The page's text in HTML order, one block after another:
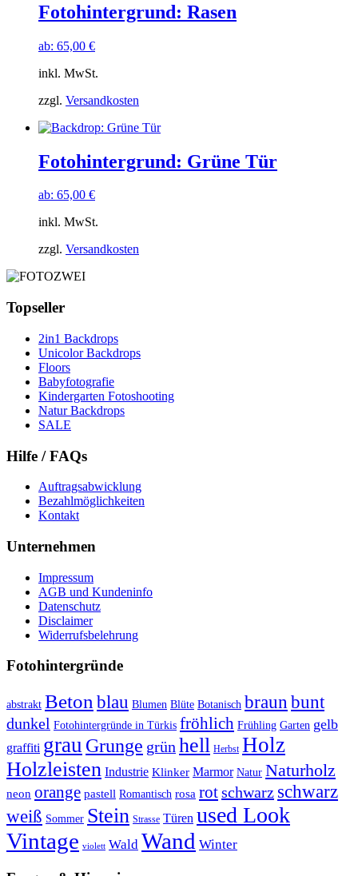
Fotohintergrund: Rasen
ab: 65,00 €
inkl. MwSt.
zzgl. Versandkosten
Fotohintergrund: Grüne Tür
ab: 65,00 €
inkl. MwSt.
zzgl. Versandkosten
Topseller
2in1 Backdrops
Unicolor Backdrops
Floors
Babyfotografie
Kindergarten Fotoshooting
Natur Backdrops
SALE
Hilfe / FAQs
Auftragsabwicklung
Bezahlmöglichkeiten
Kontakt
Unternehmen
Impressum
AGB und Kundeninfo
Datenschutz
Disclaimer
Widerrufsbelehrung
Fotohintergründe
abstrakt Beton blau Blumen Blüte Botanisch braun bunt
dunkel Fotohintergründe in Türkis fröhlich Frühling Garten gelb
graffiti grau Grunge grün hell Herbst Holz
Holzleisten Industrie Klinker Marmor Natur Naturholz
neon orange pastell Romantisch rosa rotschwarz schwarz
weiß Sommer Stein Strasse Türen used Look
Vintage violett Wald Wand Winter